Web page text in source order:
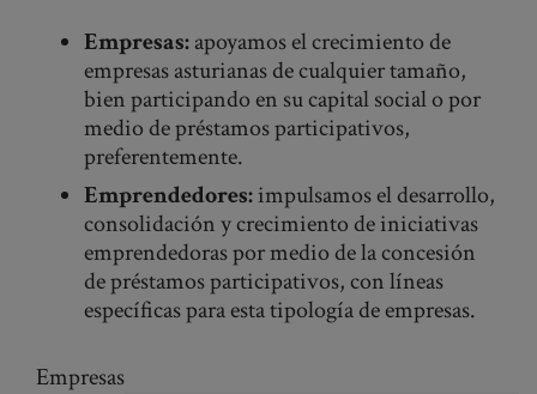
Empresas:apoyamos el crecimiento de
empresas asturianas de cualquier tamaño,
bien participando en su capital social o por
medio de préstamos participativos,
preferentemente.
Emprendedores:impulsamos el desarrollo,
consolidación y crecimiento de iniciativas
emprendedoras por medio de la concesión
de préstamos participativos, con líneas
específicas para esta tipología de empresas.
Empresas